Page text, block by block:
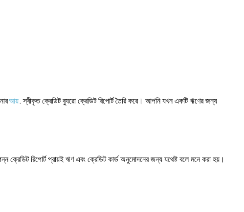
আয়. স্বীকৃত ক্রেডিট ব্যুরো ক্রেডিট রিপোর্ট তৈরি করে। আপনি যখন একটি ঋণের জন্য
রিপোর্ট প্রায়ই ঋণ এবং ক্রেডিট কার্ড অনুমোদনের জন্য যথেষ্ট বলে মনে করা হয়।